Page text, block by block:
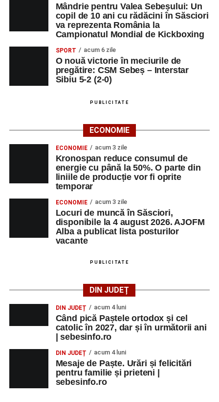
Mândrie pentru Valea Sebeșului: Un
copil de 10 ani cu rădăcini în Săsciori
va reprezenta România la
Campionatul Mondial de Kickboxing
SPORT acum 6 zile
O nouă victorie în meciurile de
pregătire: CSM Sebeș – Interstar
Sibiu 5-2 (2-0)
PUBLICITATE
ECONOMIE
ECONOMIE acum 3 zile
Kronospan reduce consumul de
energie cu până la 50%. O parte din
liniile de producție vor fi oprite
temporar
ECONOMIE acum 3 zile
Locuri de muncă în Săsciori,
disponibile la 4 august 2026. AJOFM
Alba a publicat lista posturilor
vacante
PUBLICITATE
DIN JUDEȚ
DIN JUDEȚ acum 4 luni
Când pică Paștele ortodox și cel
catolic în 2027, dar și în următorii ani
| sebesinfo.ro
DIN JUDEȚ acum 4 luni
Mesaje de Paște. Urări și felicitări
pentru familie și prieteni |
sebesinfo.ro